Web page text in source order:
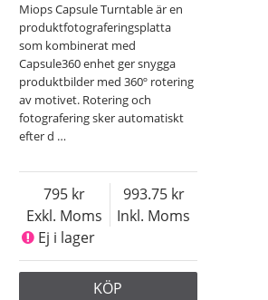
Miops Capsule Turntable är en
produktfotograferingsplatta
som kombinerat med
Capsule360 enhet ger snygga
produktbilder med 360º rotering
av motivet. Rotering och
fotografering sker automatiskt
efter d …
Exkl. Moms
795
Inkl. Moms
993.75
Ej i lager
KÖP